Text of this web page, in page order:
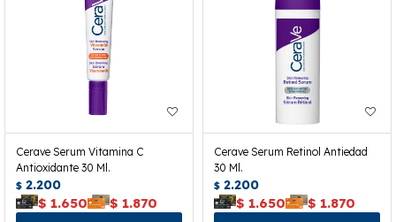
Cerave Serum Vitamina C
Antioxidante 30 Ml.
$ 2.200
$ 1.650 $ 1.870
Cerave Serum Retinol Antiedad
30 Ml.
$ 2.200
$ 1.650 $ 1.870